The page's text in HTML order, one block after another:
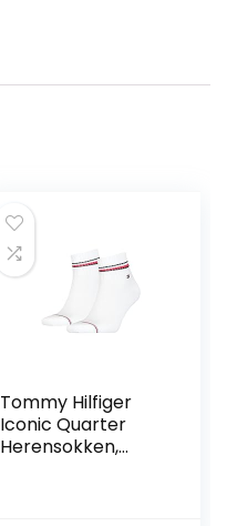
Tommy Hilfiger
Iconic Quarter
Herensokken,